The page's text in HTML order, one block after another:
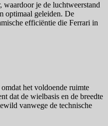
waardoor je de luchtweerstand
optimaal geleiden. De
efficiëntie die Ferrari in
het voldoende ruimte
dat de wielbasis en de breedte
vanwege de technische